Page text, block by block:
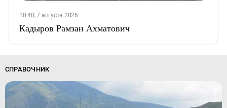
10:40, 7 августа 2026
Кадыров Рамзан Ахматович
СПРАВОЧНИК